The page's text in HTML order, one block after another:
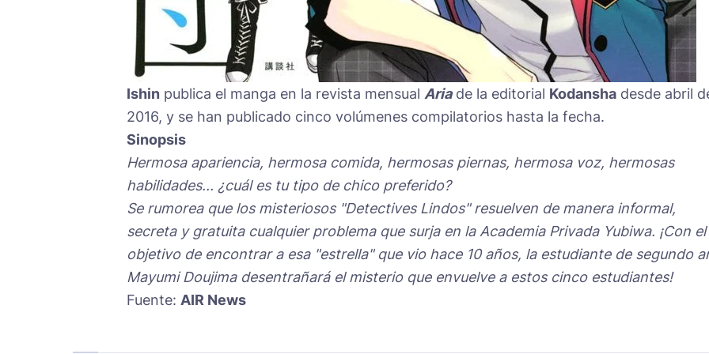
Ishin publica el manga en la revista mensual Ariade la editorial Kodansha desde abril
2016, y se han publicado cinco volúmenes compilatorios hasta la fecha.
Sinopsis
Hermosa apariencia, hermosa comida, hermosas piernas, hermosa voz, hermosas
habilidades... ¿cuál es tu tipo de chico preferido?
Se rumorea que los misteriosos "Detectives Lindos" resuelven de manera informal,
secreta y gratuita cualquier problema que surja en la Academia Privada Yubiwa. ¡Con el
objetivo de encontrar a esa "estrella" que vio hace 10 años, la estudiante de segundo
Mayumi Doujima desentrañará el misterio que envuelve a estos cinco estudiantes!
Fuente: AIR News